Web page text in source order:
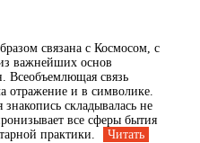
связана с Космосом, с
важнейших основ
Всеобъемлющая связь
и в символике.
складывалась не
все сферы бытия
практики.
Читать